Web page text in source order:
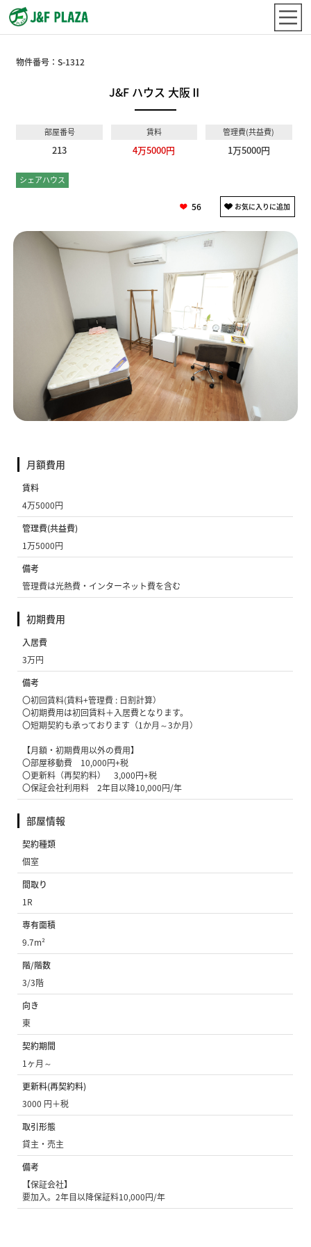
物件番号：S-1312
J&F ハウス 大阪Ⅱ
部屋番号
213
賃料
4万5000円
管理費(共益費)
1万5000円
シェアハウス
56
月額費用
賃料
4万5000円
管理費(共益費)
1万5000円
備考
管理費は光熱費・インターネット費を含む
初期費用
入居費
3万円
備考
〇初回賃料(賃料+管理費 : 日割計算）
〇初期費用は初回賃料＋入居費となります。
〇短期契約も承っております（1か月～3か月）
【月額・初期費用以外の費用】
〇部屋移動費 10,000円+税
〇更新料（再契約料） 3,000円+税
〇保証会社利用料 2年目以降10,000円/年
部屋情報
契約種類
個室
間取り
1R
専有面積
9.7m²
階/階数
3/3階
向き
東
契約期間
1ヶ月～
更新料(再契約料)
3000 円＋税
取引形態
貸主・売主
備考
【保証会社】
要加入。2年目以降保証料10,000円/年